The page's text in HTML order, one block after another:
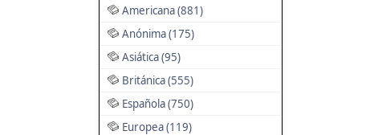
Americana (881)
Anónima (175)
Asiática (95)
Británica (555)
Española (750)
Europea (119)